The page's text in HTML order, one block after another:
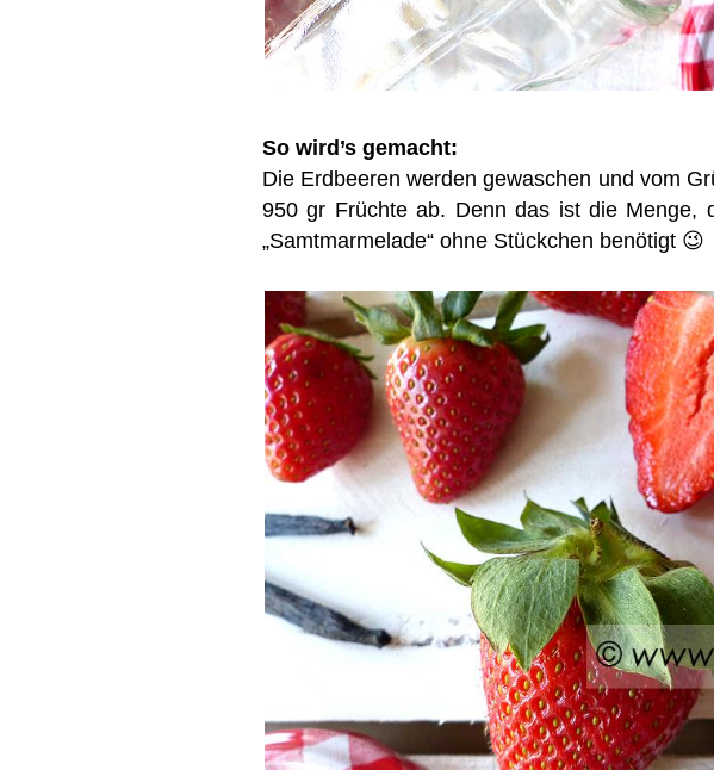
So wird’s gemacht:
Die Erdbeeren werden gewaschen und vom
950 gr Früchte ab. Denn das ist die Menge,
„Samtmarmelade“ ohne Stückchen benötigt 😉